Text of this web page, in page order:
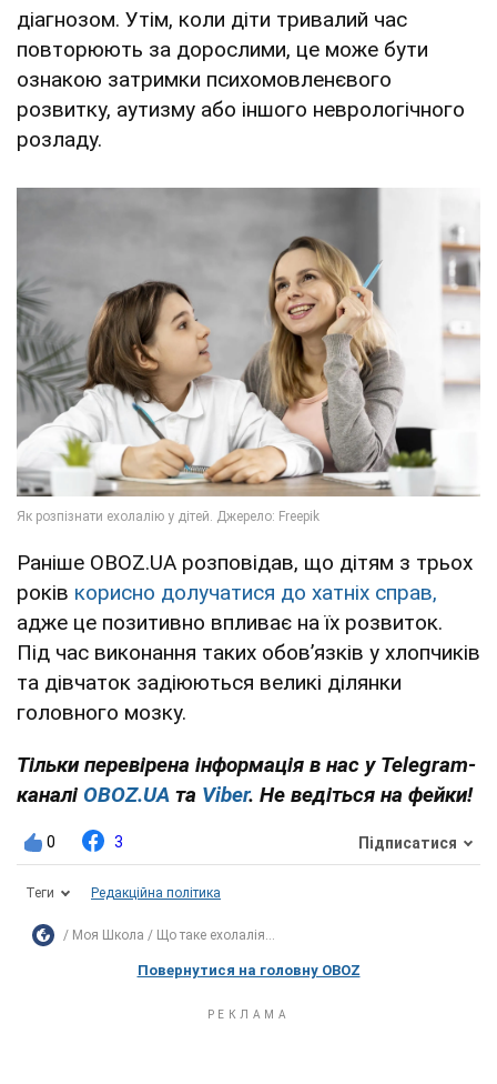
діагнозом. Утім, коли діти тривалий час
повторюють за дорослими, це може бути
ознакою затримки психомовленєвого
розвитку, аутизму або іншого неврологічного
розладу.
Раніше OBOZ.UA розповідав, що дітям з трьох
років корисно долучатися до хатніх справ,
адже це позитивно впливає на їх розвиток.
Під час виконання таких обовʼязків у хлопчиків
та дівчаток задіюються великі ділянки
головного мозку.
Тільки перевірена інформація в нас у Telegram-
каналі OBOZ.UA та Viber. Не ведіться на фейки!
0 3 Підписатися
Теги Редакційна політика
Моя Школа Що таке ехолалія...
Повернутися на головну OBOZ